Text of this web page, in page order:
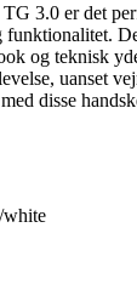
3.0 er det
funktionalitet.
og teknisk
uanset
disse
white